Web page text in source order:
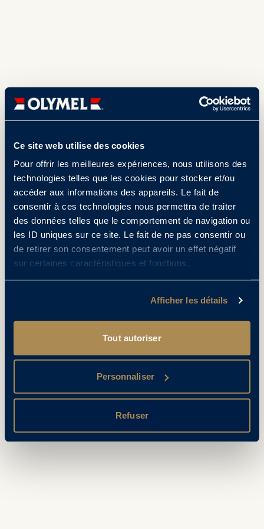
Ce site web utilise des cookies
Pour offrir les meilleures expériences, nous utilisons des
technologies telles que les cookies pour stocker et/ou
accéder aux informations des appareils. Le fait de
consentir à ces technologies nous permettra de traiter
des données telles que le comportement de navigation ou
les ID uniques sur ce site. Le fait de ne pas consentir ou
de retirer son consentement peut avoir un effet négatif
sur certaines caractéristiques et fonctions.
Afficher les détails
Tout autoriser
Personnaliser
Refuser